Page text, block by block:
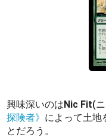
興味深いのはNic Fit(
探険者》 によって土地
とだろう。